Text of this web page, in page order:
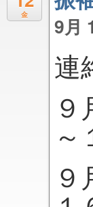
金 9月
連
～